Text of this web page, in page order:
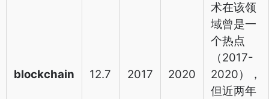
blockchain 12.7 2017 2020
术在该领
域曾是一
个热点
（2017-
2020），
但近两年